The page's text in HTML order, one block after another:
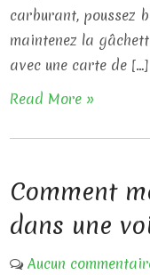
carburant, poussez
maintenez la
avec une carte de […]
Read More »
Comment
dans une
Aucun